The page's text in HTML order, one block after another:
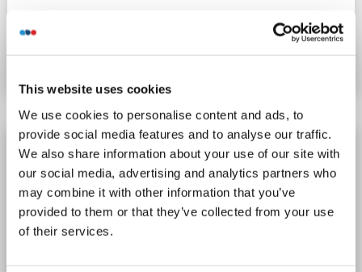
This website uses cookies
We use cookies to personalise content and ads, to
provide social media features and to analyse our traffic.
We also share information about your use of our site with
our social media, advertising and analytics partners who
may combine it with other information that you’ve
provided to them or that they’ve collected from your use
of their services.
N° du produit ABIN1401484
Fiche technique Détails
SERPINB10 anticorps (AbBy Fluor® 350)
SERPINB10 Reactivité: Humain WB, IF (p)
Hôte: Lapin
Polyclonal
AbBy Fluor® 350
N° du produit ABIN1401483